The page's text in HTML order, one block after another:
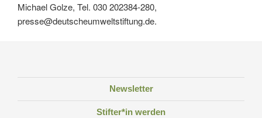
Michael Golze, Tel. 030 202384-280,
presse@deutscheumweltstiftung.de.
Newsletter
Stifter*in werden